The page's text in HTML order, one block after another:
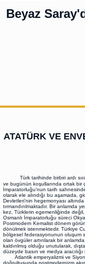
Beyaz
ATATÜRK VE
Türk tarihinde birbiri ardı
ve bugünün koşullarında ortak bir
İmparatorluğu’nun tarih
olarak ele alındığı bu aşamada,
Devletleri’nin hegemonyası
tırmandırılmaktadır. Bir anlamda
kez, Türklerin egemenliğinde değil,
Osmanlı İmparatorluğu süreci
Postmodern Kemalist dönem
dönülmek istenmektedir. Türkiye
bölgesel federasyonunun oluşum
olan övgüler artırılarak bir
kaldırılmış olduğu unutularak,
düzeyde basın ve medya
Atlantik emperyalizmi ve
doğrultusunda postmodernizm